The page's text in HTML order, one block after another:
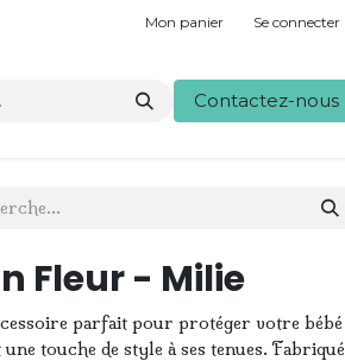
Mon panier Se connecter
Contactez-nous
Fleur - Milie
parfait pour protéger votre bébé
touche de style à ses tenues. Fabriqué